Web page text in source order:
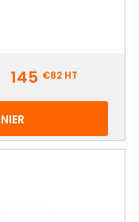
145 €82HT